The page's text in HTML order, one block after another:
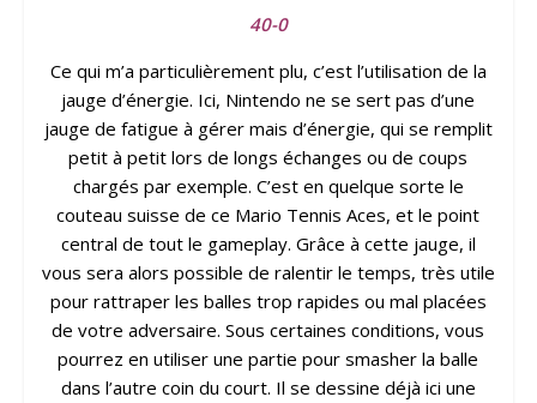
40-0
Ce qui m’a particulièrement plu, c’est l’utilisation de la
jauge d’énergie. Ici, Nintendo ne se sert pas d’une
jauge de fatigue à gérer mais d’énergie, qui se remplit
petit à petit lors de longs échanges ou de coups
chargés par exemple. C’est en quelque sorte le
couteau suisse de ce Mario Tennis Aces, et le point
central de tout le gameplay. Grâce à cette jauge, il
vous sera alors possible de ralentir le temps, très utile
pour rattraper les balles trop rapides ou mal placées
de votre adversaire. Sous certaines conditions, vous
pourrez en utiliser une partie pour smasher la balle
dans l’autre coin du court. Il se dessine déjà ici une